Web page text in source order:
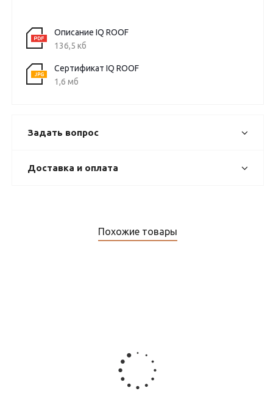
Описание IQ ROOF
136,5 кб
Сертификат IQ ROOF
1,6 мб
Задать вопрос
Доставка и оплата
Похожие товары
Саморегулирующийся нагревательный кабель Extherm
GP-2CR